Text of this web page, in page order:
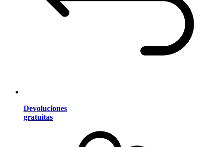
Devoluciones
gratuitas